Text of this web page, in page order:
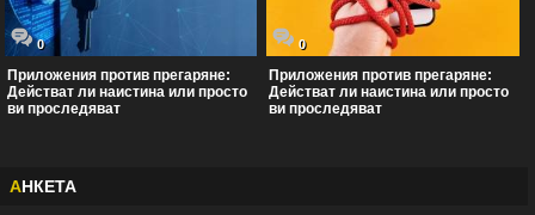
0
Приложения против прегаряне:
Действат ли наистина или просто
ви проследяват
0
Приложения против прегаряне:
Действат ли наистина или просто
ви проследяват
АНКЕТА